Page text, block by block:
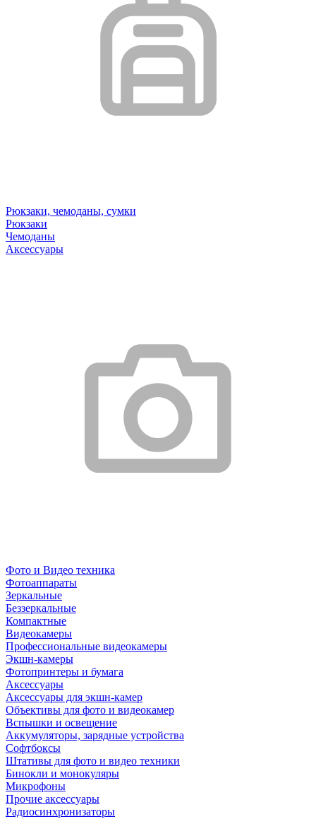
Рюкзаки, чемоданы, сумки
Рюкзаки
Чемоданы
Аксессуары
Фото и Видео техника
Фотоаппараты
Зеркальные
Беззеркальные
Компактные
Видеокамеры
Профессиональные видеокамеры
Экшн-камеры
Фотопринтеры и бумага
Аксессуары
Аксессуары для экшн-камер
Объективы для фото и видеокамер
Вспышки и освещение
Аккумуляторы, зарядные устройства
Софтбоксы
Штативы для фото и видео техники
Бинокли и монокуляры
Микрофоны
Прочие аксессуары
Радиосинхронизаторы